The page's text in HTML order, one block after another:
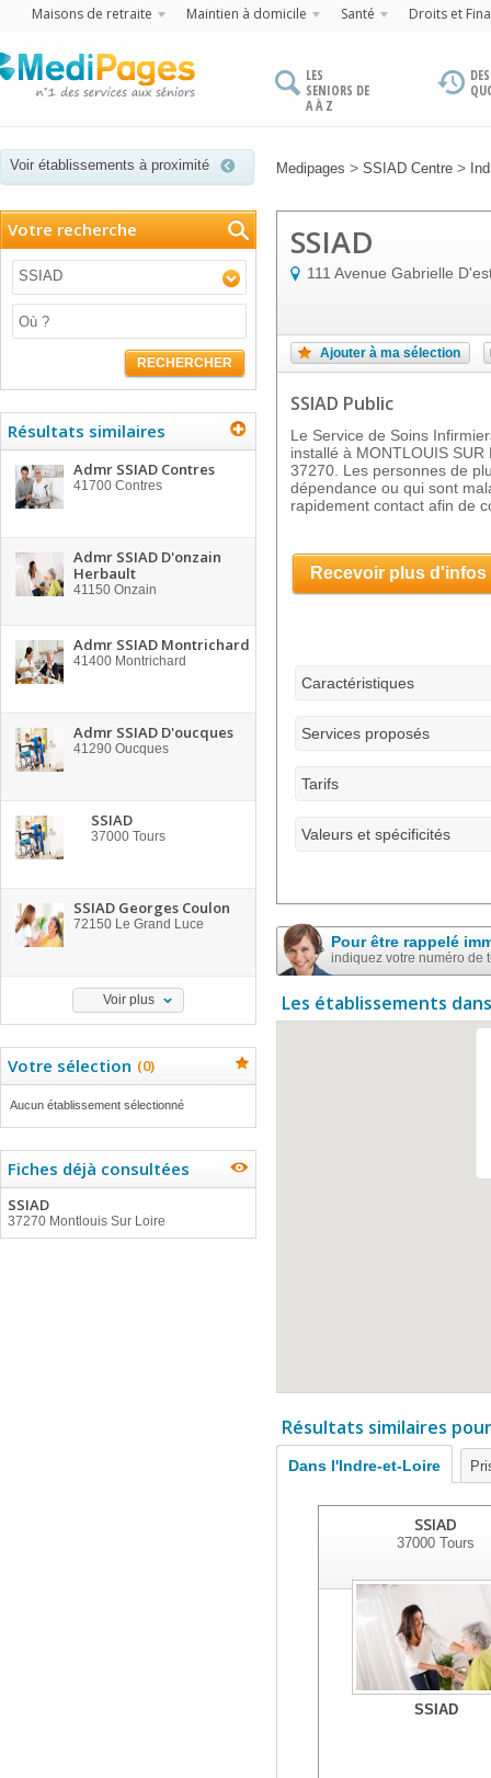
Maisons de retraite Maintien à domicile Santé Droits et
LES
SENIORS DE
A À Z
Voir établissements à proximité Medipages > SSIAD Centre >
Votre recherche
SSIAD
RECHERCHER
Résultats similaires
Admr SSIAD Contres
41700 Contres
Admr SSIAD D'onzain
Herbault
41150 Onzain
Admr SSIAD Montrichard
41400 Montrichard
Admr SSIAD D'oucques
41290 Oucques
SSIAD
37000 Tours
SSIAD Georges Coulon
72150 Le Grand Luce
Voir plus
Votre sélection (0)
Aucun établissement sélectionné
Fiches déjà consultées
SSIAD
37270 Montlouis Sur Loire
SSIAD
111 Avenue Gabrielle
Ajouter à ma sélection
SSIAD Public
Le Service de Soins
installé à MONTLOUIS
37270. Les personnes de
dépendance ou qui sont
rapidement contact afin de
Recevoir plus d'infos
Caractéristiques
Services proposés
Tarifs
Valeurs et spécificités
Pour être rappelé
indiquez votre numéro de
Les établissements
Résultats similaires
Dans l'Indre-et-Loire
SSIAD
37000 Tours
SSIAD